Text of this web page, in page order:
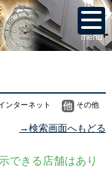
menu
ンターネット その他
→検索画面へもどる
できる店舗はあり